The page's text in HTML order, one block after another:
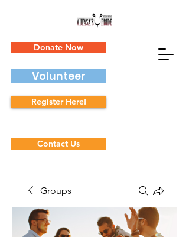
Donate Now
Volunteer
Register Here!
Contact Us
Groups